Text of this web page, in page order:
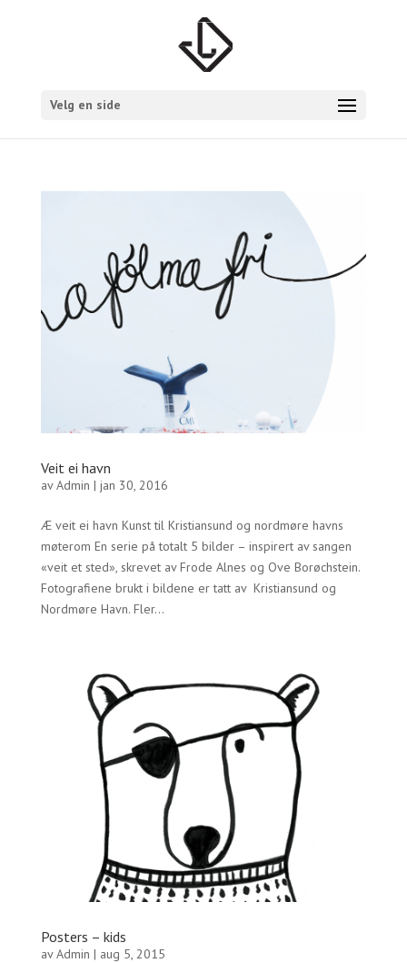
Velg en side
Veit ei havn
avAdmin | jan 30, 2016
Æ veit ei havn Kunst til Kristiansund og nordmøre havns
møterom En serie på totalt 5 bilder – inspirert av sangen
«veit et sted», skrevet av Frode Alnes og Ove Borøchstein.
Fotografiene brukt i bildene er tatt av Kristiansund og
Nordmøre Havn. Fler...
Posters – kids
avAdmin | aug 5, 2015